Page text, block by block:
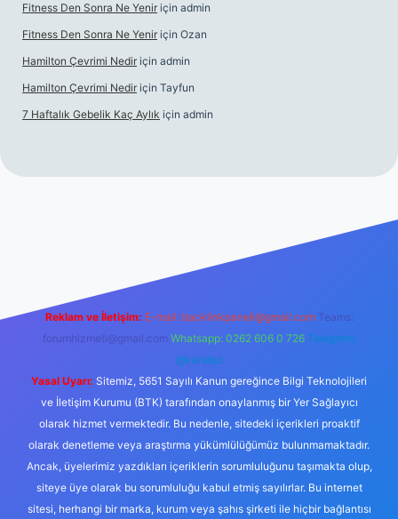
Fitness Den Sonra Ne Yenir için admin
Fitness Den Sonra Ne Yenir için Ozan
Hamilton Çevrimi Nedir için admin
Hamilton Çevrimi Nedir için Tayfun
7 Haftalık Gebelik Kaç Aylık için admin
Reklam ve İletişim: E-mail: backlinkpaneli@gmail.com Teams:
forumhizmeti@gmail.com Whatsapp: 0262 606 0 726 Telegram:
@karabul
Yasal Uyarı: Sitemiz, 5651 Sayılı Kanun gereğince Bilgi Teknolojileri
ve İletişim Kurumu (BTK) tarafından onaylanmış bir Yer Sağlayıcı
olarak hizmet vermektedir. Bu nedenle, sitedeki içerikleri proaktif
olarak denetleme veya araştırma yükümlülüğümüz bulunmamaktadır.
Ancak, üyelerimiz yazdıkları içeriklerin sorumluluğunu taşımakta olup,
siteye üye olarak bu sorumluluğu kabul etmiş sayılırlar. Bu internet
sitesi, herhangi bir marka, kurum veya şahıs şirketi ile hiçbir bağlantısı